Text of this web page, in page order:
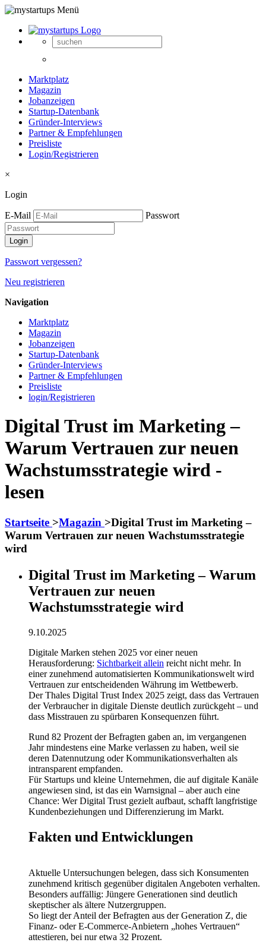
Marktplatz
Magazin
Jobanzeigen
Startup-Datenbank
Gründer-Interviews
Partner & Empfehlungen
Preisliste
Login/Registrieren
×
Login
E-Mail Passwort
Passwort vergessen?
Neu registrieren
Navigation
Marktplatz
Magazin
Jobanzeigen
Startup-Datenbank
Gründer-Interviews
Partner & Empfehlungen
Preisliste
login/Registrieren
Digital Trust im Marketing –
Warum Vertrauen zur neuen
Wachstumsstrategie wird -
lesen
Startseite >Magazin >Digital Trust im Marketing –
Warum Vertrauen zur neuen Wachstumsstrategie
wird
Digital Trust im Marketing – Warum
Vertrauen zur neuen
Wachstumsstrategie wird
9.10.2025
Digitale Marken stehen 2025 vor einer neuen
Herausforderung: Sichtbarkeit allein reicht nicht mehr. In
einer zunehmend automatisierten Kommunikationswelt wird
Vertrauen zur entscheidenden Währung im Wettbewerb.
Der Thales Digital Trust Index 2025 zeigt, dass das Vertrauen
der Verbraucher in digitale Dienste deutlich zurückgeht – und
dass Misstrauen zu spürbaren Konsequenzen führt.
Rund 82 Prozent der Befragten gaben an, im vergangenen
Jahr mindestens eine Marke verlassen zu haben, weil sie
deren Datennutzung oder Kommunikationsverhalten als
intransparent empfanden.
Für Startups und kleine Unternehmen, die auf digitale Kanäle
angewiesen sind, ist das ein Warnsignal – aber auch eine
Chance: Wer Digital Trust gezielt aufbaut, schafft langfristige
Kundenbeziehungen und Differenzierung im Markt.
Fakten und Entwicklungen
Aktuelle Untersuchungen belegen, dass sich Konsumenten
zunehmend kritisch gegenüber digitalen Angeboten verhalten.
Besonders auffällig: Jüngere Generationen sind deutlich
skeptischer als ältere Nutzergruppen.
So liegt der Anteil der Befragten aus der Generation Z, die
Finanz- oder E-Commerce-Anbietern „hohes Vertrauen“
attestieren, bei nur etwa 32 Prozent.